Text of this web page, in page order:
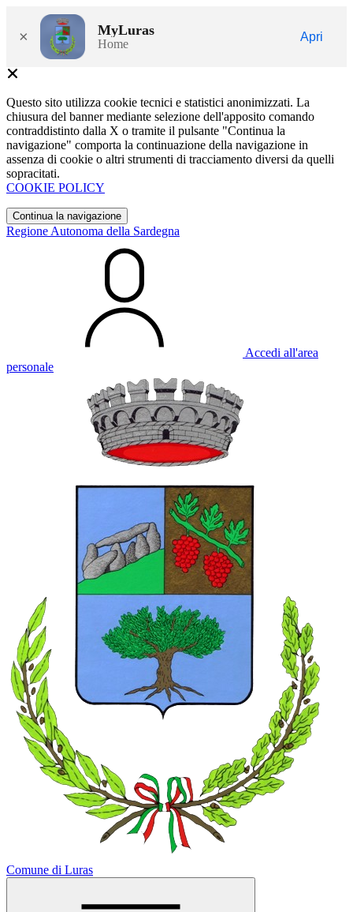
× MyLuras
Home
Apri
Questo sito utilizza cookie tecnici e statistici anonimizzati. La
chiusura del banner mediante selezione dell'apposito comando
contraddistinto dalla X o tramite il pulsante "Continua la
navigazione" comporta la continuazione della navigazione in
assenza di cookie o altri strumenti di tracciamento diversi da quelli
sopracitati.
COOKIE POLICY
Continua la navigazione
Regione Autonoma della Sardegna
Accedi all'area
personale
Comune di Luras